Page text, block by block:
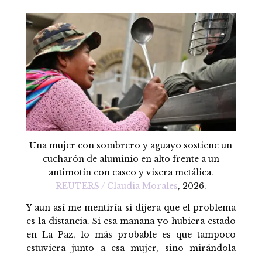
Una mujer con sombrero y aguayo sostiene un
cucharón de aluminio en alto frente a un
antimotín con casco y visera metálica.
REUTERS / Claudia Morales, 2026.
Y aun así me mentiría si dijera que el problema
es la distancia. Si esa mañana yo hubiera estado
en La Paz, lo más probable es que tampoco
estuviera junto a esa mujer, sino mirándola